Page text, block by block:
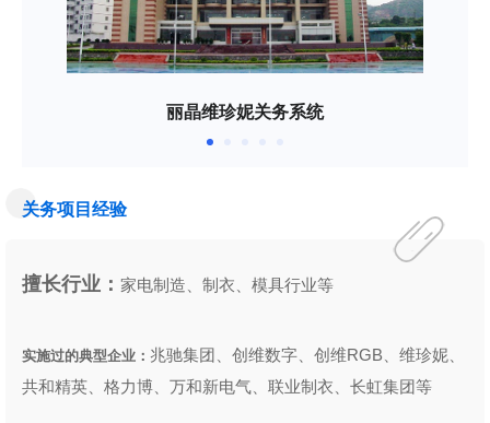
丽晶维珍妮关务系统
关务项目经验
擅长行业： 家电制造、制衣、模具行业等
实施过的典型企业： 兆驰集团、创维数字、创维RGB、维珍妮、
共和精英、格力博、万和新电气、联业制衣、长虹集团等